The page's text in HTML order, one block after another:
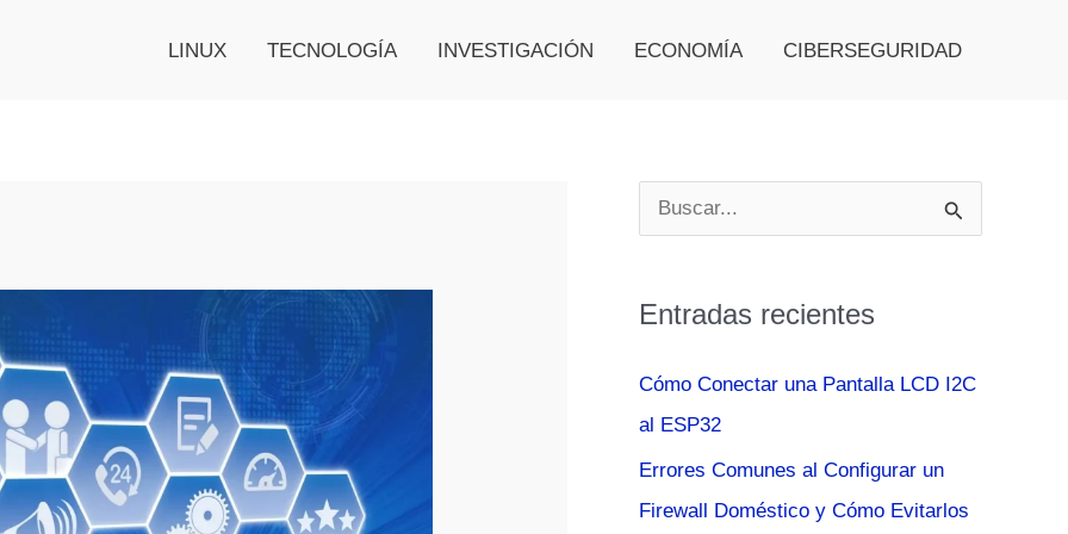
LINUX TECNOLOGÍA INVESTIGACIÓN ECONOMÍA CIBERSEGURIDAD
u
c
o
r
Entradas recientes
Cómo Conectar una Pantalla LCD I2C
al ESP32
Errores Comunes al Configurar un
Firewall Doméstico y Cómo Evitarlos